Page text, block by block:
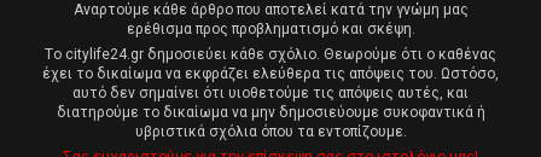
Αναρτούμε κάθε άρθρο που αποτελεί κατά την γνώμη μας
ερέθισμα προς προβληματισμό και σκέψη.
Tο citylife24.gr δημοσιεύει κάθε σχόλιο. Θεωρούμε ότι ο καθένας
έχει το δικαίωμα να εκφράζει ελεύθερα τις απόψεις του. Ωστόσο,
αυτό δεν σημαίνει ότι υιοθετούμε τις απόψεις αυτές, και
διατηρούμε το δικαίωμα να μην δημοσιεύουμε συκοφαντικά ή
υβριστικά σχόλια όπου τα εντοπίζουμε.